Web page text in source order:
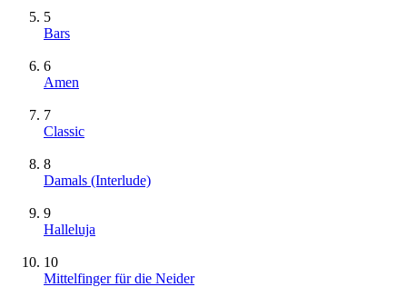
5
Bars
6
Amen
7
Classic
8
Damals (Interlude)
9
Halleluja
10
Mittelfinger für die Neider